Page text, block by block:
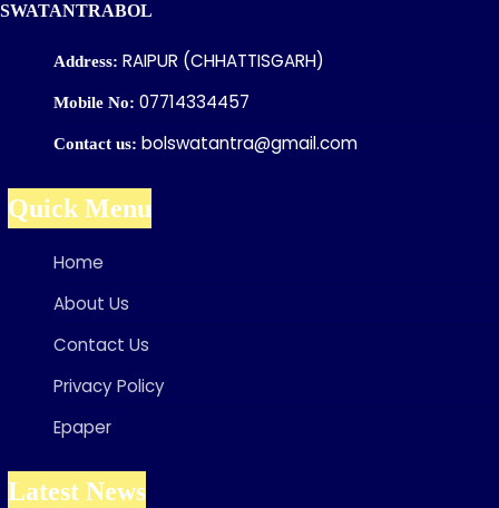
SWATANTRABOL
Address: RAIPUR (CHHATTISGARH)
Mobile No: 07714334457
Contact us: bolswatantra@gmail.com
Quick Menu
Home
About Us
Contact Us
Privacy Policy
Epaper
Latest News